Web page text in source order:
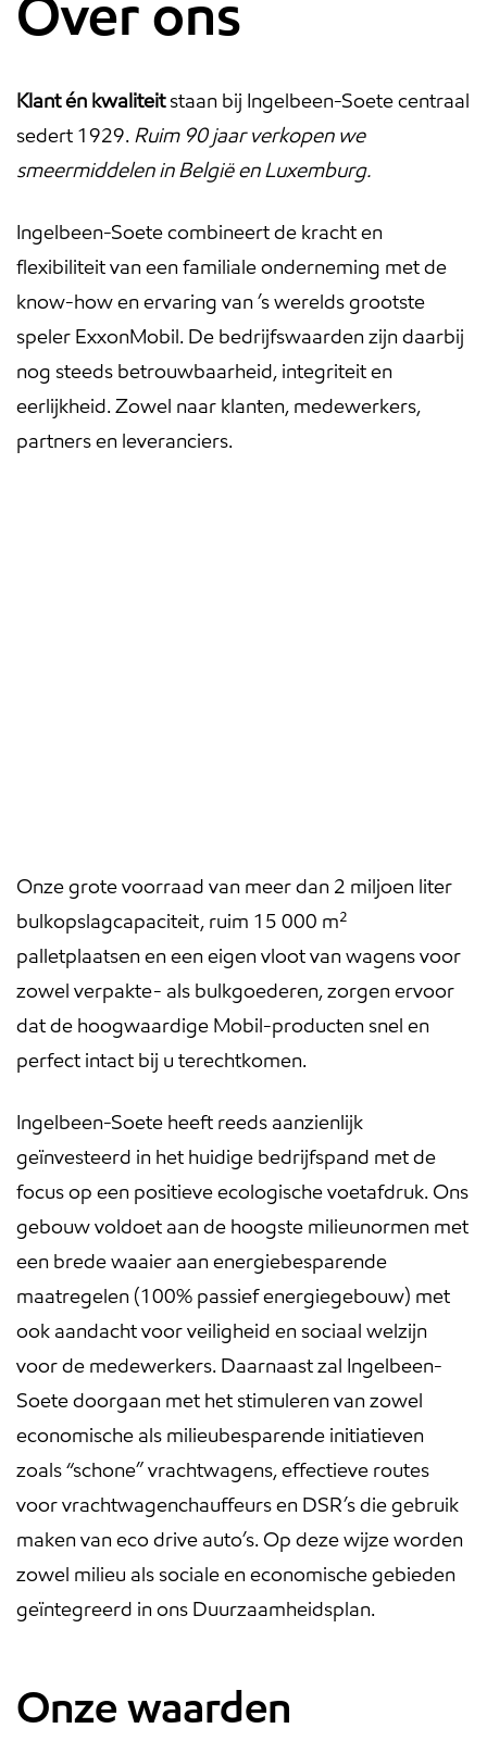
Over ons
Klant én kwaliteitstaan bij Ingelbeen-Soete centraal
sedert 1929. Ruim 90 jaar verkopen we
smeermiddelen in België en Luxemburg.
Ingelbeen-Soete combineert de kracht en
flexibiliteit van een familiale onderneming met de
know-how en ervaring van ’s werelds grootste
speler ExxonMobil. De bedrijfswaarden zijn daarbij
nog steeds betrouwbaarheid, integriteit en
eerlijkheid. Zowel naar klanten, medewerkers,
partners en leveranciers.
Onze grote voorraad van meer dan 2 miljoen liter
bulkopslagcapaciteit, ruim 15 000 m²
palletplaatsen en een eigen vloot van wagens voor
zowel verpakte- als bulkgoederen, zorgen ervoor
dat de hoogwaardige Mobil-producten snel en
perfect intact bij u terechtkomen.
Ingelbeen-Soete heeft reeds aanzienlijk
geïnvesteerd in het huidige bedrijfspand met de
focus op een positieve ecologische voetafdruk. Ons
gebouw voldoet aan de hoogste milieunormen met
een brede waaier aan energiebesparende
maatregelen (100% passief energiegebouw) met
ook aandacht voor veiligheid en sociaal welzijn
voor de medewerkers. Daarnaast zal Ingelbeen-
Soete doorgaan met het stimuleren van zowel
economische als milieubesparende initiatieven
zoals “schone” vrachtwagens, effectieve routes
voor vrachtwagenchauffeurs en DSR’s die gebruik
maken van eco drive auto’s. Op deze wijze worden
zowel milieu als sociale en economische gebieden
geïntegreerd in ons Duurzaamheidsplan.
Onze waarden